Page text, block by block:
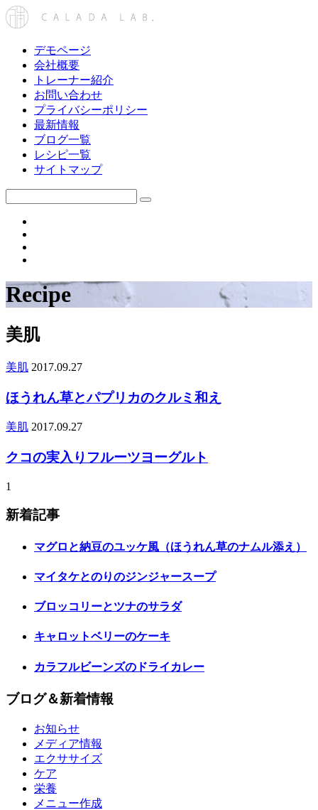
デモページ
会社概要
トレーナー紹介
お問い合わせ
プライバシーポリシー
最新情報
ブログ一覧
レシピ一覧
サイトマップ
Recipe
美肌
美肌 2017.09.27
ほうれん草とパプリカのクルミ和え
美肌 2017.09.27
クコの実入りフルーツヨーグルト
1
新着記事
マグロと納豆のユッケ風（ほうれん草のナムル添え）
マイタケとのりのジンジャースープ
ブロッコリーとツナのサラダ
キャロットベリーのケーキ
カラフルビーンズのドライカレー
ブログ＆新着情報
お知らせ
メディア情報
エクササイズ
ケア
栄養
メニュー作成